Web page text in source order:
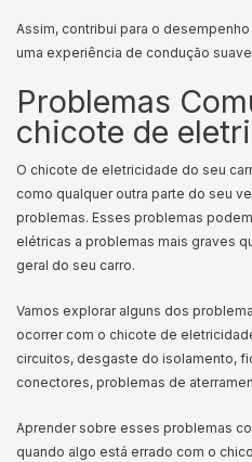
Assim, contribui para o
uma experiência de condução
Problemas
chicote de
O chicote de eletricidade do seu
como qualquer outra parte do seu
problemas. Esses problemas
elétricas a problemas mais graves
geral do seu carro.
Vamos explorar alguns dos
ocorrer com o chicote de
circuitos, desgaste do isolamento,
conectores, problemas de
Aprender sobre esses problemas
quando algo está errado com o